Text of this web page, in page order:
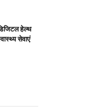
हेल्थ
सेवाएं